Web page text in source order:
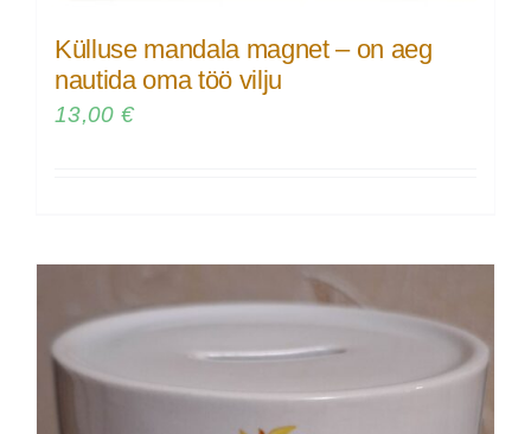
Külluse mandala magnet – on aeg
nautida oma töö vilju
13,00 €